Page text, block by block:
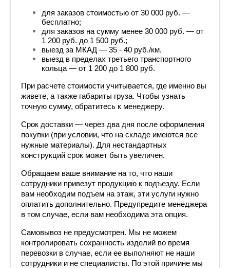
для заказов стоимостью от 30 000 руб. —
бесплатно;
для заказов на сумму менее 30 000 руб. — от
1 200 руб. до 1 500 руб.;
выезд за МКАД — 35 - 40 руб./км.
выезд в пределах третьего транспортного
кольца — от 1 200 до 1 800 руб.
При расчете стоимости учитывается, где именно вы
живете, а также габариты груза. Чтобы узнать
точную сумму, обратитесь к менеджеру.
Срок доставки — через два дня после оформления
покупки (при условии, что на складе имеются все
нужные материалы). Для нестандартных
конструкций срок может быть увеличен.
Обращаем ваше внимание на то, что наши
сотрудники привезут продукцию к подъезду. Если
вам необходим подъем на этаж, эти услуги нужно
оплатить дополнительно. Предупредите менеджера
в том случае, если вам необходима эта опция.
Самовывоз не предусмотрен. Мы не можем
контролировать сохранность изделий во время
перевозки в случае, если ее выполняют не наши
сотрудники и не специалисты. По этой причине мы